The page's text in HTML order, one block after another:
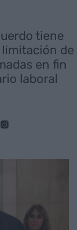
tiene
de
en fin
laboral